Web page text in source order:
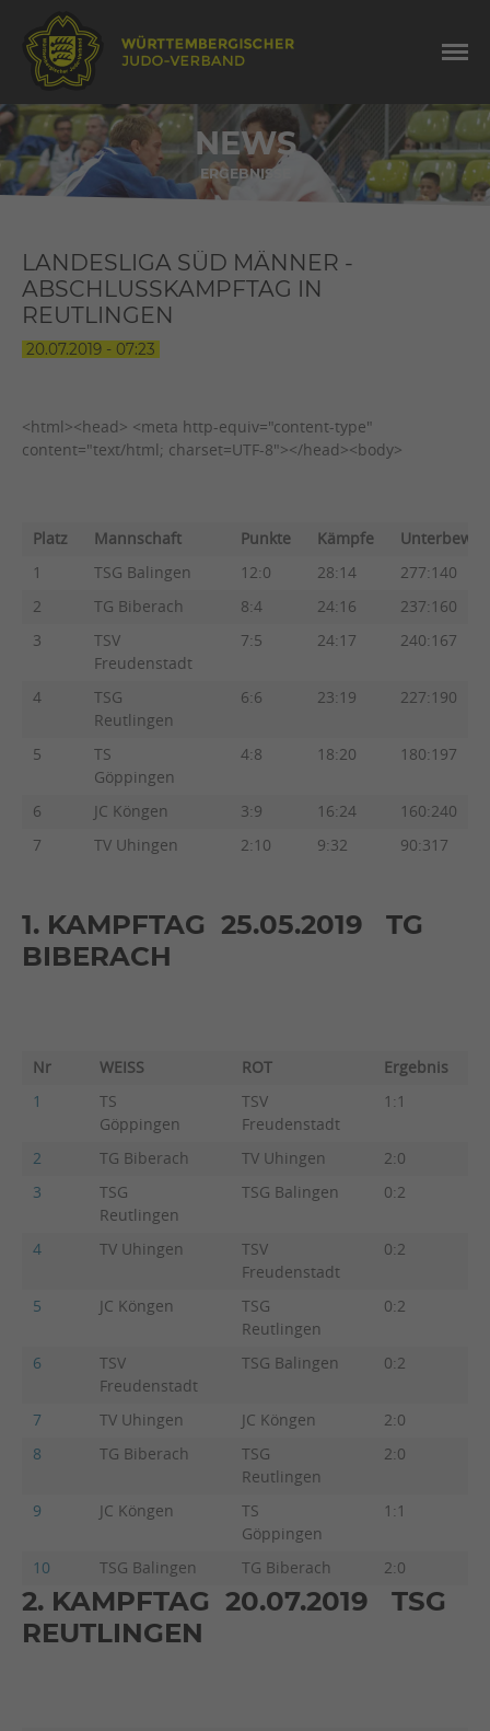
NEWS
ERGEBNISSE
LANDESLIGA SÜD MÄNNER -
ABSCHLUSSKAMPFTAG IN
REUTLINGEN
20.07.2019 - 07:23
<html><head> <meta http-equiv="content-type"
content="text/html; charset=UTF-8"></head><body>
Platz Mannschaft Punkte Kämpfe
Unterbew.
1
TSG Balingen 12:0 28:14
277:140
2
TG Biberach 8:4 24:16
237:160
3
TSV
Freudenstadt
7:5 24:17 240:167
4
TSG
Reutlingen
6:6 23:19 227:190
5
TS
Göppingen
4:8 18:20 180:197
6 JC Köngen 3:9 16:24
160:240
7
TV Uhingen 2:10 9:32 90:317
1. KAMPFTAG 25.05.2019 TG
BIBERACH
Nr WEISS ROT Ergebnis
1
TS
Göppingen
TSV
Freudenstadt
1:1
2 TG Biberach TV Uhingen 2:0
3
TSG
Reutlingen
TSG Balingen 0:2
4 TV Uhingen
TSV
Freudenstadt
0:2
5 JC Köngen
TSG
Reutlingen
0:2
6
TSV
Freudenstadt
TSG Balingen 0:2
7 TV Uhingen JC Köngen 2:0
8
TG Biberach
TSG
Reutlingen
2:0
9 JC Köngen
TS
Göppingen
1:1
10 TSG Balingen TG Biberach 2:0
2. KAMPFTAG 20.07.2019 TSG
REUTLINGEN